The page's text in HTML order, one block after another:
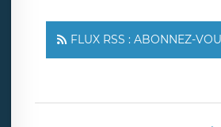
FLUX RSS : ABONNEZ-